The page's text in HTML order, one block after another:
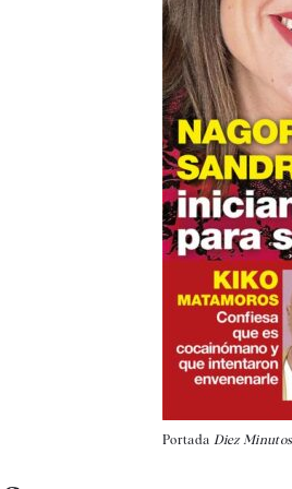
Portada Diez